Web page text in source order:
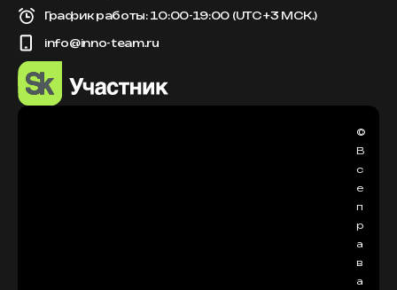
График работы: 10:00-19:00 (UTC +3 МСК.)
info@inno-team.ru
©
В
с
е
п
р
а
в
а